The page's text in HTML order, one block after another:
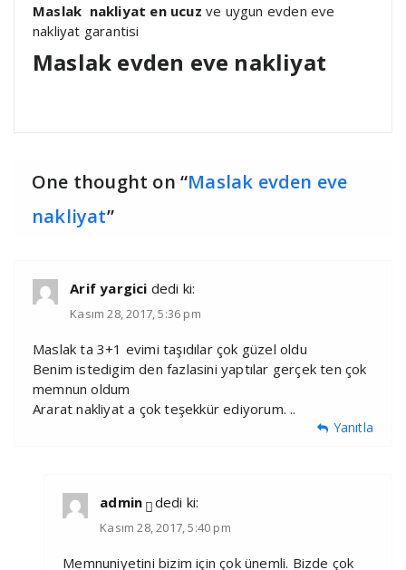
Maslak nakliyat en ucuz ve uygun evden eve
nakliyat garantisi
Maslak evden eve nakliyat
One thought on “Maslak evden eve
nakliyat”
Arif yargici dedi ki:
Kasım 28, 2017, 5:36 pm
Maslak ta 3+1 evimi taşıdılar çok güzel oldu
Benim istedigim den fazlasini yaptılar gerçek ten çok
memnun oldum
Ararat nakliyat a çok teşekkür ediyorum. ..
Yanıtla
admin dedi ki:
Kasım 28, 2017, 5:40 pm
Memnuniyetini bizim için çok ünemli. Bizde çok